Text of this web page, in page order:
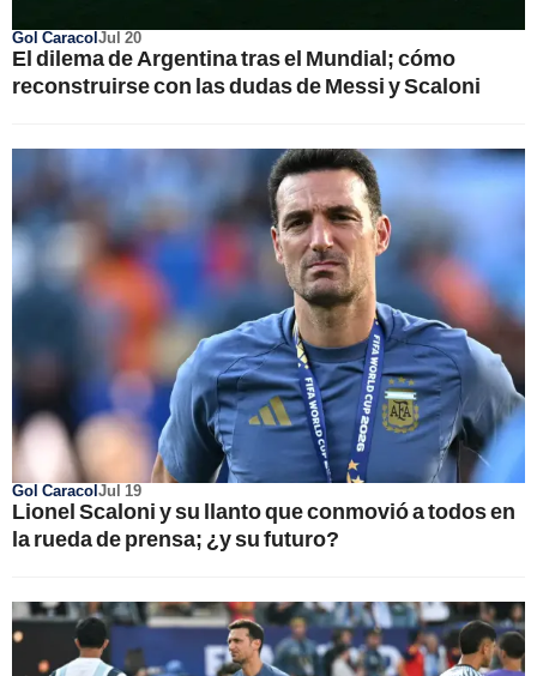
Gol CaracolJul 20
El dilema de Argentina tras el Mundial; cómo
reconstruirse con las dudas de Messi y Scaloni
Gol CaracolJul 19
Lionel Scaloni y su llanto que conmovió a todos en
la rueda de prensa; ¿y su futuro?